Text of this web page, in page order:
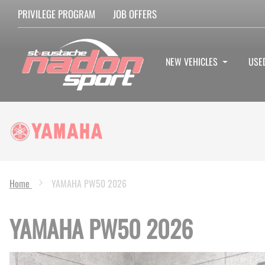
PRIVILEGE PROGRAM JOB OFFERS
NEW VEHICLES
Home YAMAHA PW50 2026
YAMAHA PW50 2026
Skip